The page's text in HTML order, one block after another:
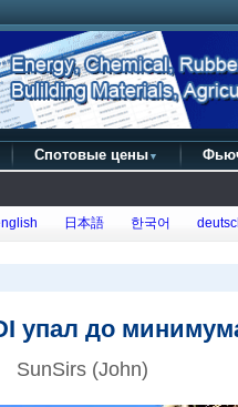
Спотовые цены ▼
日本語 한국어
упал до
SunSirs (John)